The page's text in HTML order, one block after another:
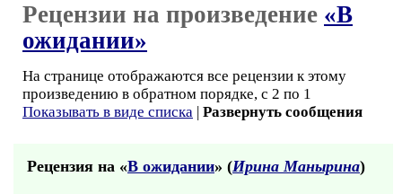
Рецензии на произведение «В
ожидании»
На странице отображаются все рецензии к этому
произведению в обратном порядке, с 2 по 1
Показывать в виде списка | Развернуть сообщения
Рецензия на «В ожидании» (Ирина Манырина)